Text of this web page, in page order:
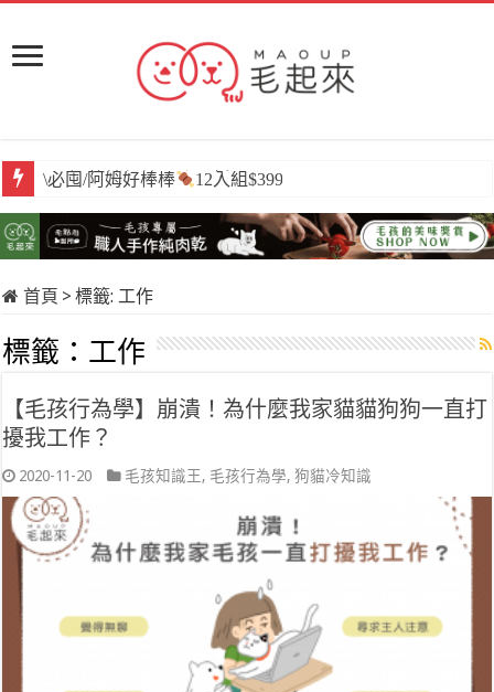
\必囤/阿姆好棒棒 12入組$399
首頁 > 標籤: 工作
標籤： 工作
【毛孩行為學】崩潰！為什麼我家貓貓狗狗一直打
擾我工作？
2020-11-20 毛孩知識王, 毛孩行為學,狗貓冷知識